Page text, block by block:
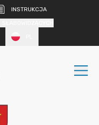
INSTRUKCJA